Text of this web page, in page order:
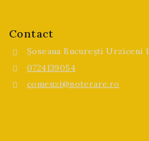
Contact
Șoseaua București Urziceni
0724139054
comenzi@noterare.ro